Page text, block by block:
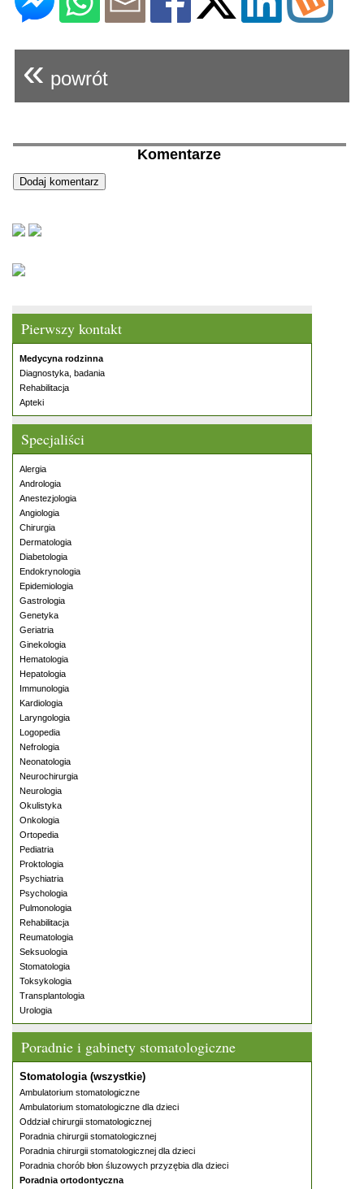
Pierwszy kontakt
Medycyna rodzinna
Diagnostyka, badania
Rehabilitacja
Apteki
Specjaliści
Alergia
Andrologia
Anestezjologia
Angiologia
Chirurgia
Dermatologia
Diabetologia
Endokrynologia
Epidemiologia
Gastrologia
Genetyka
Geriatria
Ginekologia
Hematologia
Hepatologia
Immunologia
Kardiologia
Laryngologia
Logopedia
Nefrologia
Neonatologia
Neurochirurgia
Neurologia
Okulistyka
Onkologia
Ortopedia
Pediatria
Proktologia
Psychiatria
Psychologia
Pulmonologia
Rehabilitacja
Reumatologia
Seksuologia
Stomatologia
Toksykologia
Transplantologia
Urologia
Poradnie i gabinety stomatologiczne
Stomatologia (wszystkie)
Ambulatorium stomatologiczne
Ambulatorium stomatologiczne dla dzieci
Oddział chirurgii stomatologicznej
Poradnia chirurgii stomatologicznej
Poradnia chirurgii stomatologicznej dla dzieci
Poradnia chorób błon śluzowych przyzębia dla dzieci
Poradnia ortodontyczna
« powrót
Komentarze